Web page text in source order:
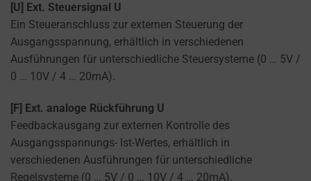
[U] Ext. Steuersignal U
Ein Steueranschluss zur externen Steuerung der
Ausgangsspannung, erhältlich in verschiedenen
Ausführungen für unterschiedliche Steuersysteme (0 … 5V /
0 … 10V / 4 … 20mA).
[F] Ext. analoge Rückführung U
Feedbackausgang zur externen Kontrolle des
Ausgangsspannungs- Ist-Wertes, erhältlich in
verschiedenen Ausführungen für unterschiedliche
Regelsysteme (0 … 5V / 0 … 10V / 4 … 20mA).
banners,
allowing
users
accept
reject
cookies
and
control